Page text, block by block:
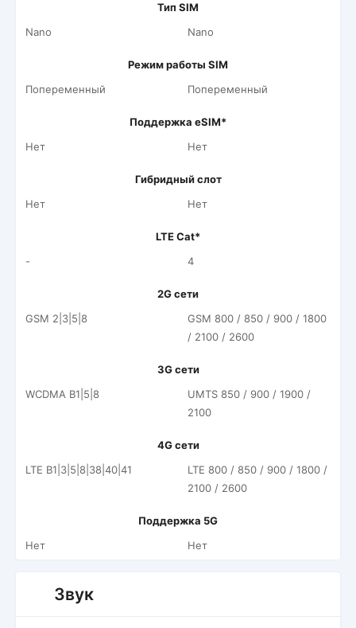
Тип SIM
Nano
Nano
Режим работы SIM
Попеременный
Попеременный
Поддержка eSIM*
Нет
Нет
Гибридный слот
Нет
Нет
LTE Cat*
-
4
2G сети
GSM 2|3|5|8
GSM 800 / 850 / 900 / 1800
/ 2100 / 2600
3G сети
WCDMA B1|5|8
UMTS 850 / 900 / 1900 /
2100
4G сети
LTE B1|3|5|8|38|40|41
LTE 800 / 850 / 900 / 1800 /
2100 / 2600
Поддержка 5G
Нет
Нет
Звук